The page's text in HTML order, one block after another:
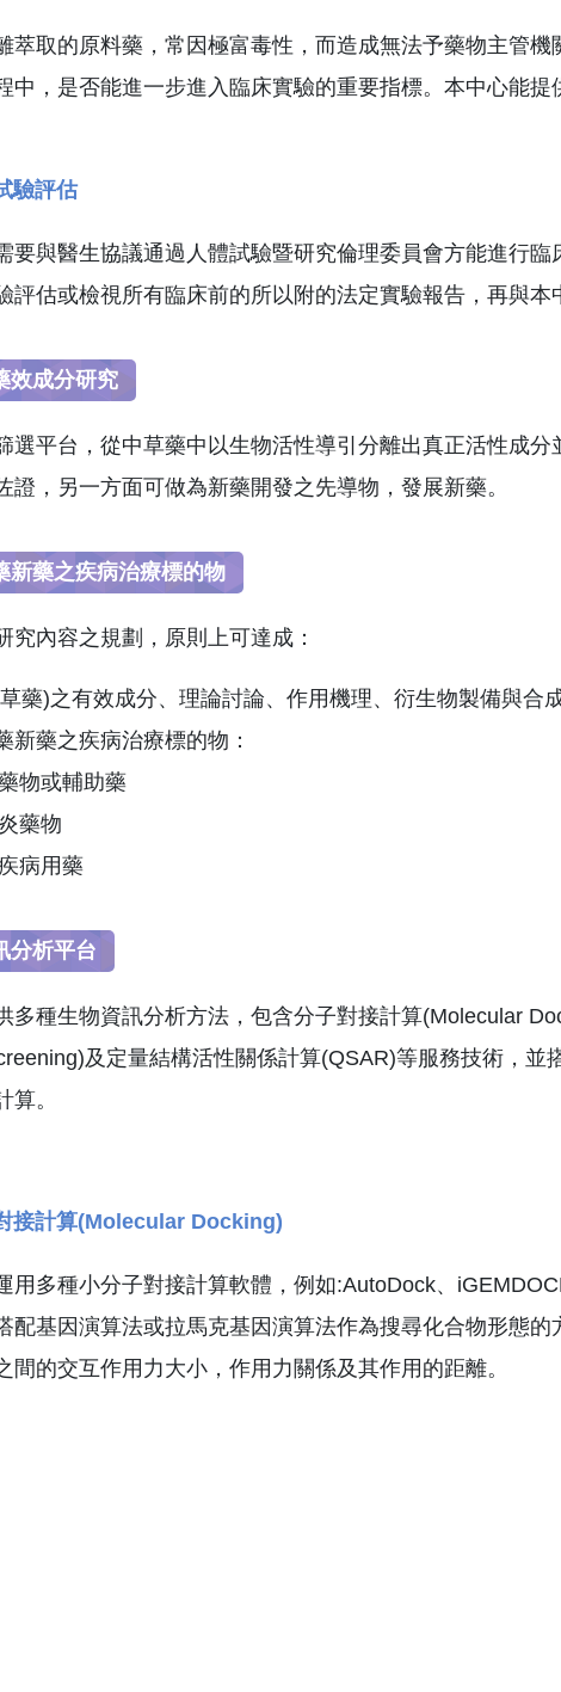
萃取的原料藥，常因極富毒性，而造成無法予藥物主管
中，是否能進一步進入臨床實驗的重要指標。本中心能
驗評估
要與醫生協議通過人體試驗暨研究倫理委員會方能進行
評估或檢視所有臨床前的所以附的法定實驗報告，再與本
效成分研究
選平台，從中草藥中以生物活性導引分離出真正活性成
證，另一方面可做為新藥開發之先導物，發展新藥。
新藥之疾病治療標的物
究內容之規劃，原則上可達成：
藥)之有效成分、理論討論、作用機理、衍生物製備與
新藥之疾病治療標的物：
物或輔助藥
藥物
病用藥
分析平台
多種生物資訊分析方法，包含分子對接計算(Molecular
及定量結構活性關係計算(QSAR)等服務技術，
算。
接計算(Molecular Docking)
用多種小分子對接計算軟體，例如:AutoDock、
配基因演算法或拉馬克基因演算法作為搜尋化合物形態
間的交互作用力大小，作用力關係及其作用的距離。